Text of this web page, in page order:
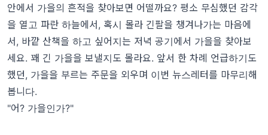
안에서 가을의 흔적을 찾아보면 어떨까요? 평소 무심했던 감각
을 열고 파란 하늘에서, 혹시 몰라 긴팔을 챙겨나가는 마음에
서, 바깥 산책을 하고 싶어지는 저녁 공기에서 가을을 찾아보
세요. 꽤 긴 가을을 보낼지도 몰라요. 앞서 한 차례 언급하기도
했던, 가을을 부르는 주문을 외우며 이번 뉴스레터를 마무리해
봅니다.
"어? 가을인가?"